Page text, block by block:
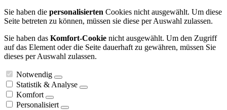
Sie haben die personalisierten Cookies nicht ausgewählt. Um diese
Seite betreten zu können, müssen sie diese per Auswahl zulassen.
Sie haben das Komfort-Cookie nicht ausgewählt. Um den Zugriff
auf das Element oder die Seite dauerhaft zu gewähren, müssen Sie
dieses per Auswahl zulassen.
Notwendig
Statistik & Analyse
Komfort
Personalisiert